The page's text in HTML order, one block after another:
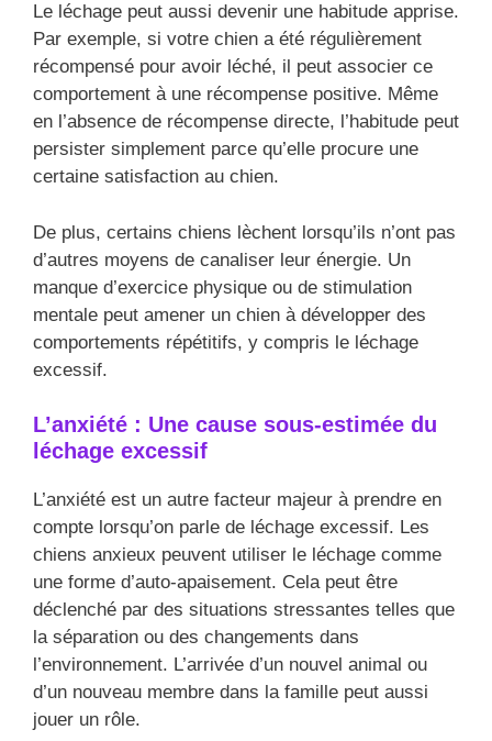
Le léchage peut aussi devenir une habitude apprise.
Par exemple, si votre chien a été régulièrement
récompensé pour avoir léché, il peut associer ce
comportement à une récompense positive. Même
en l’absence de récompense directe, l’habitude peut
persister simplement parce qu’elle procure une
certaine satisfaction au chien.
De plus, certains chiens lèchent lorsqu’ils n’ont pas
d’autres moyens de canaliser leur énergie. Un
manque d’exercice physique ou de stimulation
mentale peut amener un chien à développer des
comportements répétitifs, y compris le léchage
excessif.
L’anxiété : Une cause sous-estimée du
léchage excessif
L’anxiété est un autre facteur majeur à prendre en
compte lorsqu’on parle de léchage excessif. Les
chiens anxieux peuvent utiliser le léchage comme
une forme d’auto-apaisement. Cela peut être
déclenché par des situations stressantes telles que
la séparation ou des changements dans
l’environnement. L’arrivée d’un nouvel animal ou
d’un nouveau membre dans la famille peut aussi
jouer un rôle.